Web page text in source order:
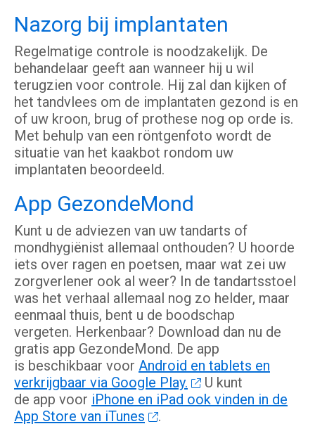
Nazorg bij implantaten
Regelmatige controle is noodzakelijk. De
behandelaar geeft aan wanneer hij u wil
terugzien voor controle. Hij zal dan kijken of
het tandvlees om de implantaten gezond is en
of uw kroon, brug of prothese nog op orde is.
Met behulp van een röntgenfoto wordt de
situatie van het kaakbot rondom uw
implantaten beoordeeld.
App GezondeMond
Kunt u de adviezen van uw tandarts of
mondhygiënist allemaal onthouden? U hoorde
iets over ragen en poetsen, maar wat zei uw
zorgverlener ook al weer? In de tandartsstoel
was het verhaal allemaal nog zo helder, maar
eenmaal thuis, bent u de boodschap
vergeten. Herkenbaar? Download dan nu de
gratis app GezondeMond. De app
is beschikbaar voor Android en tablets en
verkrijgbaar via Google Play.
U kunt
de app voor iPhone en iPad ook vinden in de
App Store van iTunes
.